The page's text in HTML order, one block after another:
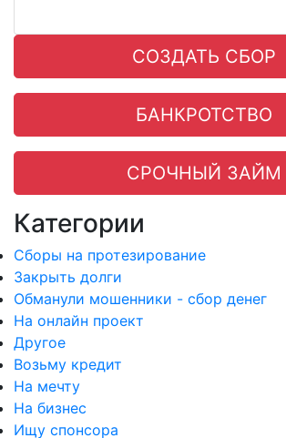
СОЗДАТЬ СБОР
БАНКРОТСТВО
СРОЧНЫЙ ЗАЙМ
Категории
Сборы на протезирование
Закрыть долги
Обманули мошенники - сбор денег
На онлайн проект
Другое
Возьму кредит
На мечту
На бизнес
Ищу спонсора